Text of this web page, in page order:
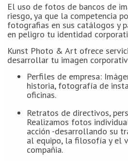
El uso de fotos de bancos de
riesgo, ya que la competencia
fotografias en sus catálogos y
en peligro tu identidad
Kunst Photo & Art ofrece
desarrollar tu imagen
Perfiles de empresa:
historia, fotografía de
oficinas.
Retratos de directivos,
Realizamos fotos
acción -desarrollando su
al equipo, la filosofía y el
compañia.